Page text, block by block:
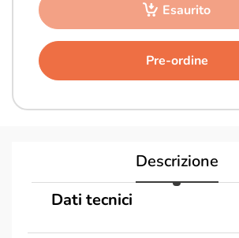
Esaurito
Pre-ordine
Descrizione
Dati tecnici